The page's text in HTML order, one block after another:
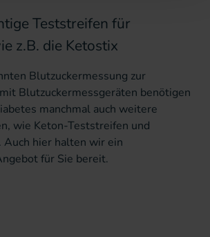
Teststreifen für
z.B. die Ketostix
Blutzuckermessung zur
Blutzuckermessgeräten benötigen
manchmal auch weitere
wie Keton-Teststreifen und
hier halten wir ein
für Sie bereit.